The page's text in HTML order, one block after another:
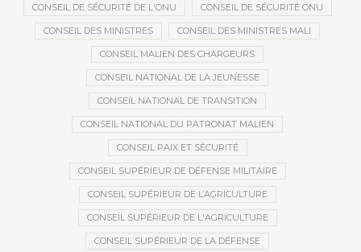
CONSEIL DE SÉCURITÉ DE L'ONU CONSEIL DE SÉCURITÉ ONU
CONSEIL DES MINISTRES CONSEIL DES MINISTRES MALI
CONSEIL MALIEN DES CHARGEURS
CONSEIL NATIONAL DE LA JEUNESSE
CONSEIL NATIONAL DE TRANSITION
CONSEIL NATIONAL DU PATRONAT MALIEN
CONSEIL PAIX ET SÉCURITÉ
CONSEIL SUPÉRIEUR DE DÉFENSE MILITAIRE
CONSEIL SUPÉRIEUR DE L’AGRICULTURE
CONSEIL SUPÉRIEUR DE L'AGRICULTURE
CONSEIL SUPÉRIEUR DE LA DÉFENSE